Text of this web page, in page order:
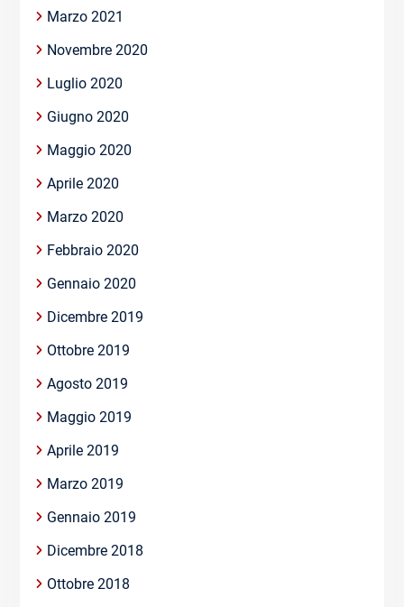
Marzo 2021
Novembre 2020
Luglio 2020
Giugno 2020
Maggio 2020
Aprile 2020
Marzo 2020
Febbraio 2020
Gennaio 2020
Dicembre 2019
Ottobre 2019
Agosto 2019
Maggio 2019
Aprile 2019
Marzo 2019
Gennaio 2019
Dicembre 2018
Ottobre 2018